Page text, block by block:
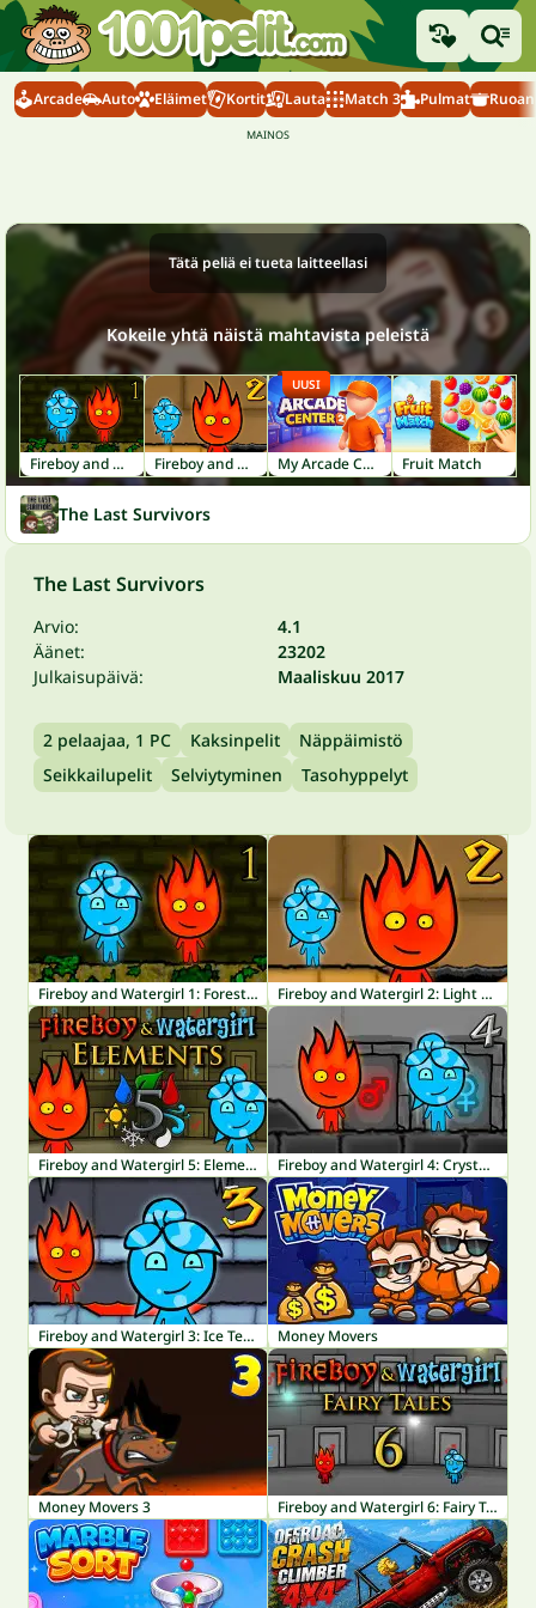
Arcade Auto Eläimet Kortit Lauta Match 3 Pulmat
Tätä peliä ei tueta laitteellasi
Kokeile yhtä näistä mahtavista peleistä
Fireboy and Watergirl 1: Forest Temple Fireboy and Watergirl 2: Light Temple My Arcade Center 2
UUSI
Fruit Match
The Last Survivors
The Last Survivors
Arvio:
4.1
Äänet:
23202
Julkaisupäivä:
Maaliskuu 2017
2 pelaajaa, 1 PC Kaksinpelit
Näppäimistö
Seikkailupelit
Selviytyminen Tasohyppelyt
Fireboy and Watergirl 1: Forest Temple Fireboy and Watergirl 2: Light Temple
Fireboy and Watergirl 5: Elements Fireboy and Watergirl 4: Crystal Temple
Fireboy and Watergirl 3: Ice Temple Money Movers
Money Movers 3 Fireboy and Watergirl 6: Fairy Tales